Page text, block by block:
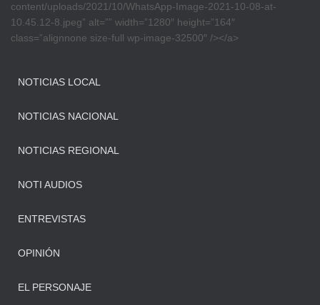
content/uploads/2021/10/WhatsApp-Image-2021-10-08-at-
10.45.12-8.jpeg” alt=”” width=”1280″ height=”164″
class=”alignnone size-full wp-image-32500″ /></a>
NOTICIAS LOCAL
NOTICIAS NACIONAL
NOTICIAS REGIONAL
NOTI AUDIOS
ENTREVISTAS
OPINIÓN
EL PERSONAJE